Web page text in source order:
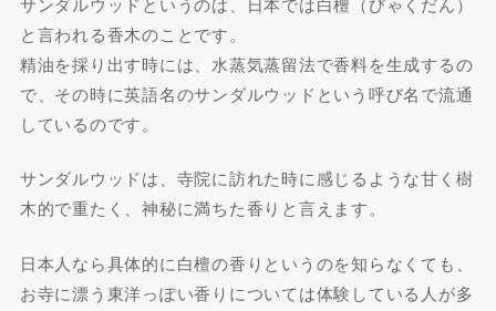
と言われる香木のことです。
精油を採り出す時には、水蒸気蒸留法で香料を生成するの
で、その時に英語名のサンダルウッドという呼び名で流通
しているのです。
サンダルウッドは、寺院に訪れた時に感じるような甘く樹
木的で重たく、神秘に満ちた香りと言えます。
日本人なら具体的に白檀の香りというのを知らなくても、
お寺に漂う東洋っぽい香りについては体験している人が多